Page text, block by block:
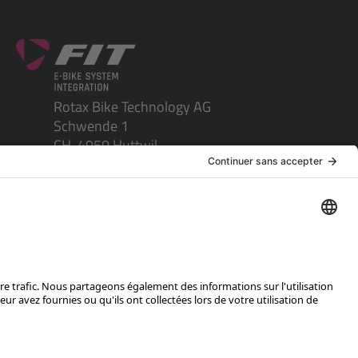
Rotax Bike Technology AG
Schwende 1
CH-4950 Huttwil